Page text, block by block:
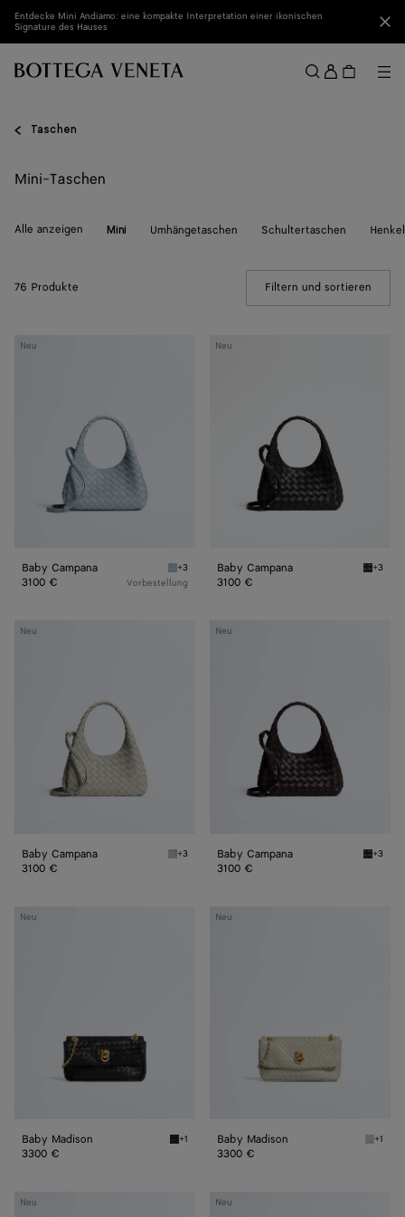
Zum Hauptinhalt
Entdecke Mini Andiamo: eine kompakte Interpretation einer ikonischen
Signature des Hauses
Taschen
Mini-Taschen
Alle anzeigen Mini Umhängetaschen Schultertaschen
76 Produkte Filtern und sortieren
Neu
Baby
Baby Campana Glacial Baby Campana
+3
3100 € Vorbestellung
Neu
Baby
Baby Campana Black
+3
3100 €
Neu
Baby
Baby Campana Silica grey Baby Campana
+3
3100 €
Neu
Baby
Baby Campana +3
3100 €
Neu
Baby
Baby Madison Black Baby Madison
+1
3300 €
Neu
Baby
Baby Madison Silica
+1
3300 €
Neu
Nodo
Neu
Nodo